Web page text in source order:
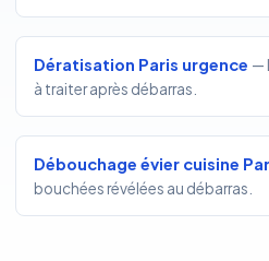
Dératisation Paris urgence —
à traiter après débarras.
Débouchage évier cuisine
bouchées révélées au débarras.